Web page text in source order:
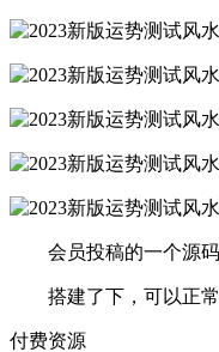
会员投稿的一个源码
搭建了下，可以正常
付费资源